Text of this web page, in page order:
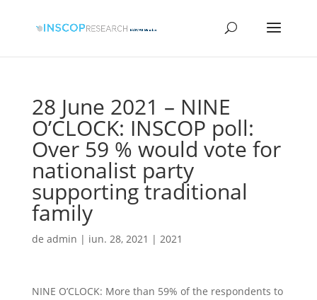
28 June 2021 – NINE
O’CLOCK: INSCOP poll:
Over 59 % would vote for
nationalist party
supporting traditional
family
de admin | iun. 28, 2021 | 2021
NINE O’CLOCK: More than 59% of the respondents to